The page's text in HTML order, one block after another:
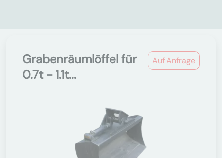
Auf Anfrage
Grabenräumlöffel für
0.7t - 1.1t...